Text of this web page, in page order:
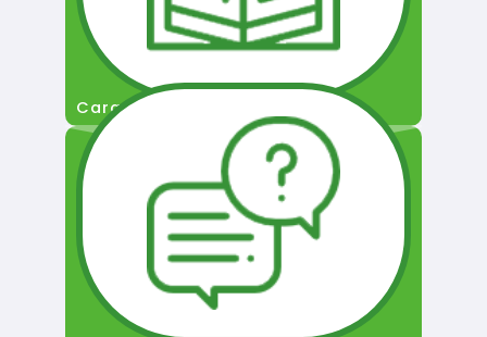
Cara Permohonan